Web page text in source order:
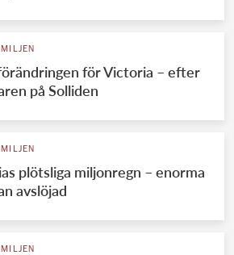
för Victoria – efter
på Solliden
plötsliga miljonregn – enorma
avslöjad